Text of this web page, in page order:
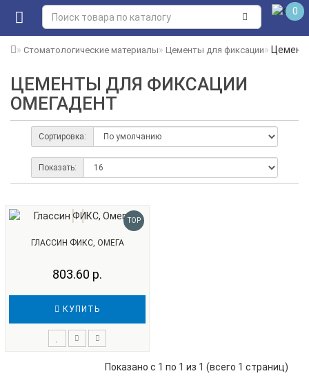
0
Стоматологические материалы Цементы для фиксации
ЦЕМЕНТЫ ДЛЯ ФИКСАЦИИ
ОМЕГАДЕНТ
Сортировка:
Показать:
TOP
ГЛАССИН ФИКС, ОМЕГА
803.60 р.
КУПИТЬ
Показано с 1 по 1 из 1 (всего 1 страниц)